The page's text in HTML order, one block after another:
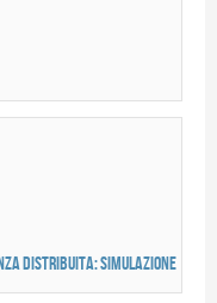
distribuita: simulazione